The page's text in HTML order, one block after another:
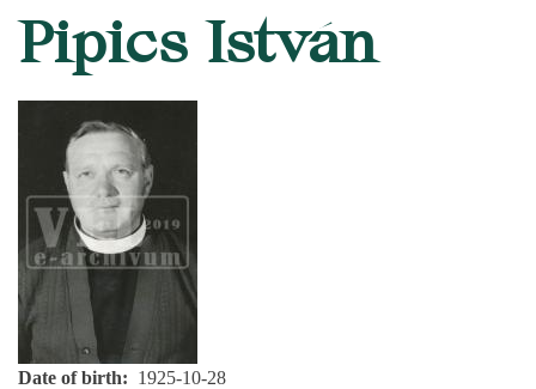
Pipics István
Date of birth
1925-10-28